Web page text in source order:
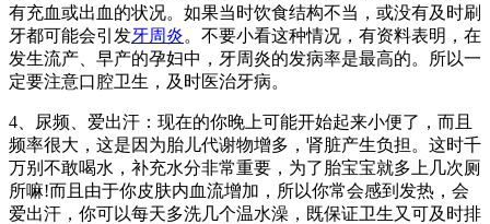
有充血或出血的状况。如果当时饮食结构不当，或没有及时刷
牙都可能会引发牙周炎。不要小看这种情况，有资料表明，在
发生流产、早产的孕妇中，牙周炎的发病率是最高的。所以一
定要注意口腔卫生，及时医治牙病。
4、尿频、爱出汗：现在的你晚上可能开始起来小便了，而且
频率很大，这是因为胎儿代谢物增多，肾脏产生负担。这时千
万别不敢喝水，补充水分非常重要，为了胎宝宝就多上几次厕
所嘛!而且由于你皮肤内血流增加，所以你常会感到发热，会
爱出汗，你可以每天多洗几个温水澡，既保证卫生又可及时排